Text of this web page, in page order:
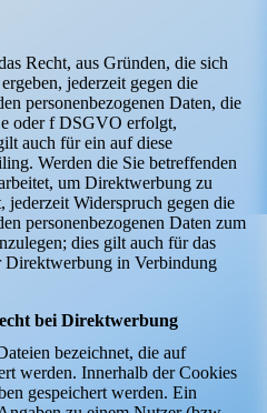
Recht, aus Gründen, die sich
jederzeit gegen die
personenbezogenen Daten, die
oder f DSGVO erfolgt,
auch für ein auf diese
Werden die Sie betreffenden
um Direktwerbung zu
jederzeit Widerspruch gegen die
personenbezogenen Daten zum
dies gilt auch für das
in Verbindung
bei Direktwerbung
bezeichnet, die auf
werden. Innerhalb der Cookies
gespeichert werden. Ein